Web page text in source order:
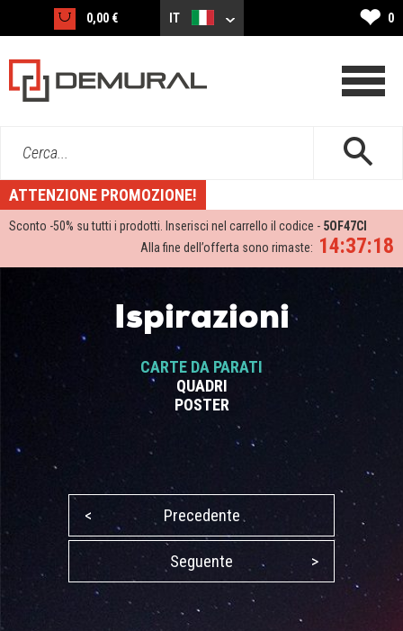
0,00 € IT ❤ 0
Cerca...
ATTENZIONE PROMOZIONE!
Sconto -50% su tutti i prodotti. Inserisci nel carrello il codice - 5OF47CI
14:37:17
Alla fine dell’offerta sono rimaste:
Ispirazioni
CARTE DA PARATI
QUADRI
POSTER
< Precedente
Seguente >